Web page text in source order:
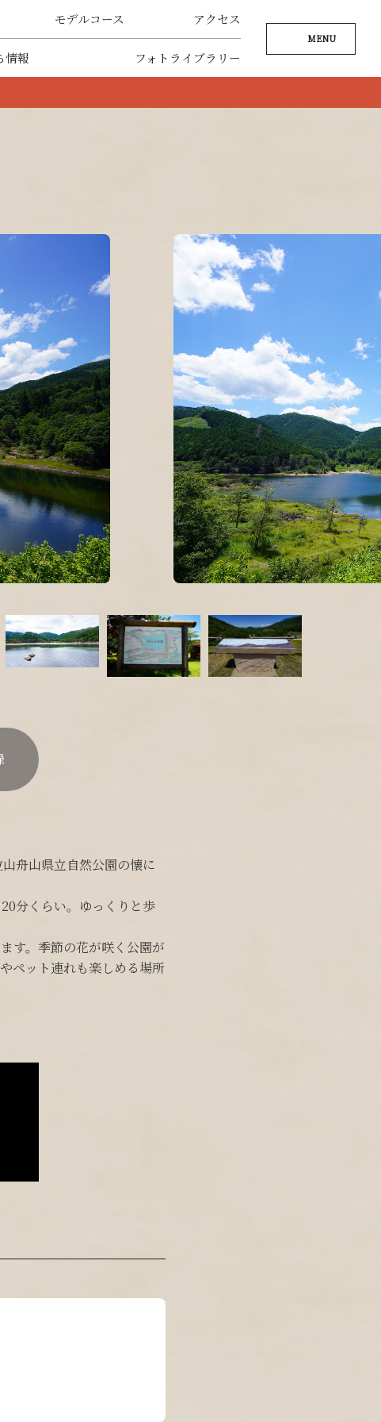
モデルコース アクセス
情報 フォトライブラリー
MENU
舟山県立自然公園の懐に
分くらい。ゆっくりと歩
す。季節の花が咲く公園が
ペット連れも楽しめる場所